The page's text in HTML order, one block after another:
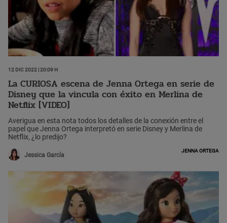
12 Dic 2022 | 20:09 h
La CURIOSA escena de Jenna Ortega en serie de
Disney que la vincula con éxito en Merlina de
Netflix [VIDEO]
Averigua en esta nota todos los detalles de la conexión entre el
papel que Jenna Ortega interpretó en serie Disney y Merlina de
Netflix, ¿lo predijo?
Jessica García
Jenna Ortega